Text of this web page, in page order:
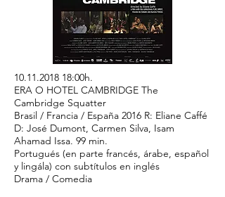
10.11.2018 18:00h.
ERA O HOTEL CAMBRIDGE The
Cambridge Squatter
Brasil / Francia / España 2016 R: Eliane Caffé
D: José Dumont, Carmen Silva, Isam
Ahamad Issa. 99 min.
Portugués (en parte francés, árabe, español
y lingála) con subtítulos en inglés
Drama / Comedia